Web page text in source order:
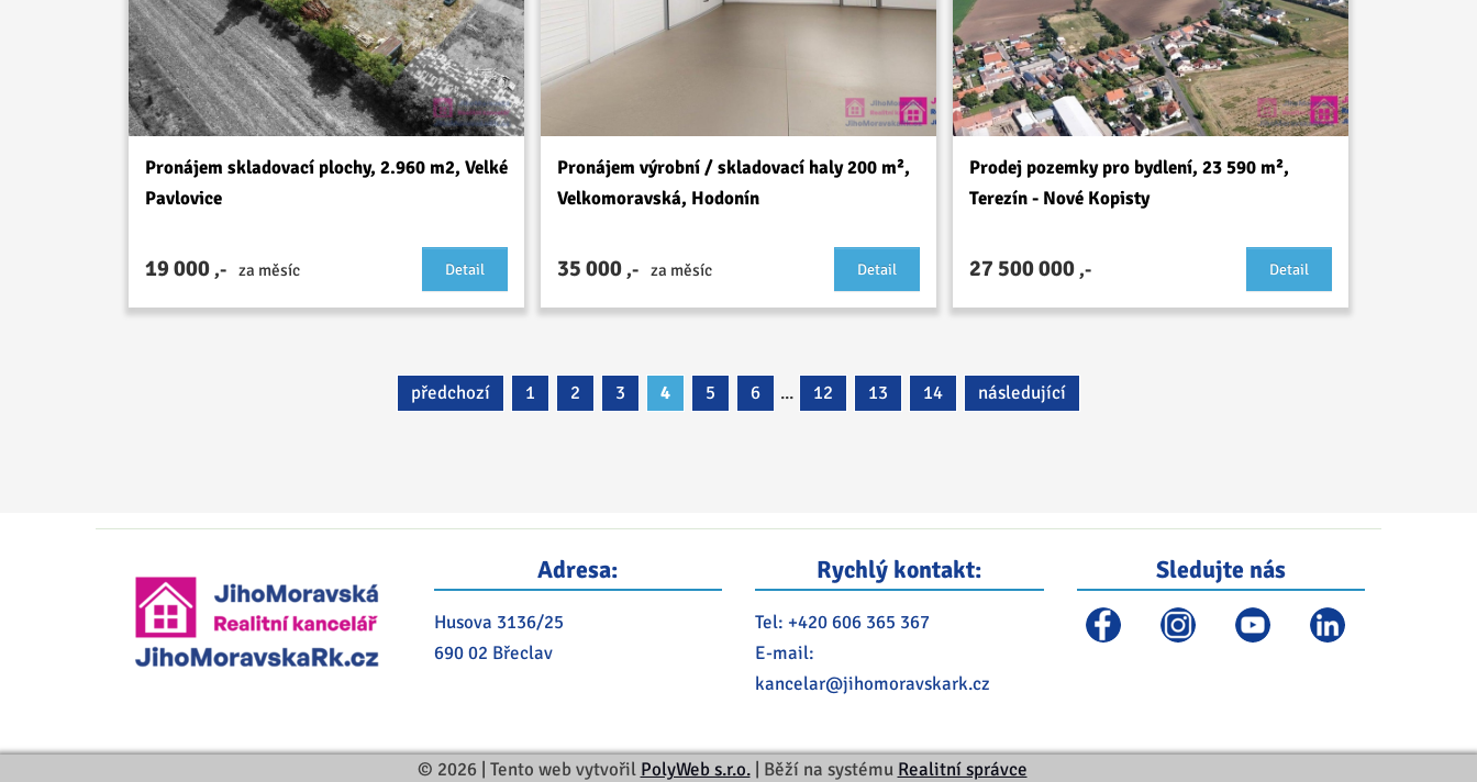
Pronájem skladovací plochy, 2.960 m2, Velké
Pavlovice
19 000 ,- za měsíc Detail
Pronájem výrobní / skladovací haly 200 m²,
Velkomoravská, Hodonín
35 000 ,- za měsíc Detail
Prodej pozemky pro bydlení, 23 590 m²,
Terezín - Nové Kopisty
27 500 000 ,- Detail
předchozí 1 2 3 4 5 6 ... 12 13 14 následující
Adresa:
Husova 3136/25
690 02 Břeclav
Rychlý kontakt:
Tel: +420 606 365 367
E-mail:
kancelar@jihomoravskark.cz
Sledujte nás
© 2026 | Tento web vytvořil PolyWeb s.r.o.| Běží na systému Realitní správce